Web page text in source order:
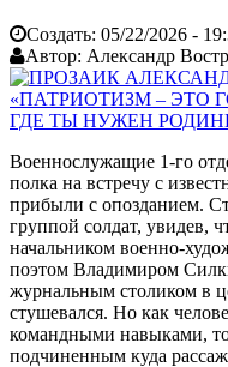
Создать: 05/22/2026 -
Автор: Александр
Военнослужащие 1-го
полка на встречу с
прибыли с опозданием.
группой солдат, увидев,
начальником военно-
поэтом Владимиром
журнальным столиком в
стушевался. Но как
командными навыками,
подчиненным куда